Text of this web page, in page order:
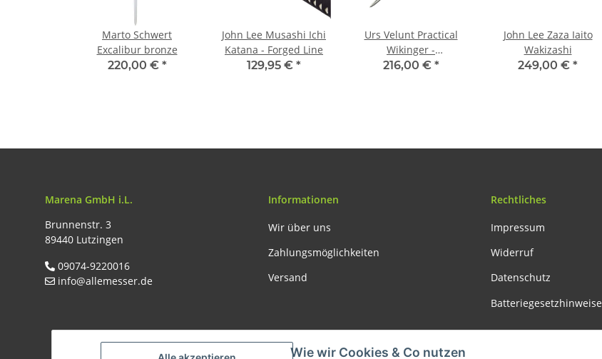
Wie wir Cookies & Co nutzen
Marto Schwert
Excalibur bronze
220,00 € *
John Lee Musashi Ichi
Katana - Forged Line
129,95 € *
Urs Velunt Practical
Wikinger -
Schaukampfschwert
216,00 € *
John Lee Zaza Iaito
Wakizashi
249,00 € *
Marena GmbH i.L.
Brunnenstr. 3
89440 Lutzingen
09074-9220016
info@allemesser.de
Informationen
Wir über uns
Zahlungsmöglichkeiten
Versand
Rechtliches
Impressum
Widerruf
Datenschutz
Batteriegesetzhinweise
Vertrag widerrufen